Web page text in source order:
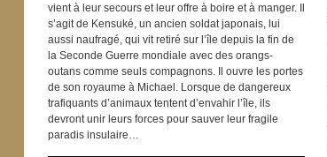
vient à leur secours et leur offre à boire et à manger. Il
s’agit de Kensuké, un ancien soldat japonais, lui
aussi naufragé, qui vit retiré sur l’île depuis la fin de
la Seconde Guerre mondiale avec des orangs-
outans comme seuls compagnons. Il ouvre les portes
de son royaume à Michael. Lorsque de dangereux
trafiquants d’animaux tentent d’envahir l’île, ils
devront unir leurs forces pour sauver leur fragile
paradis insulaire…